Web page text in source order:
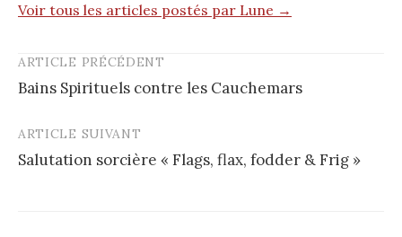
Voir tous les articles postés par Lune →
Post
navigation
ARTICLE PRÉCÉDENT
Bains Spirituels contre les Cauchemars
ARTICLE SUIVANT
Salutation sorcière « Flags, flax, fodder & Frig »